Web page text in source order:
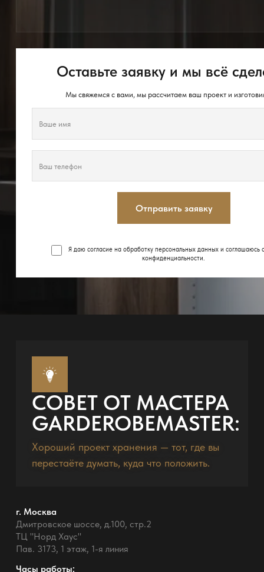
Оставьте заявку и мы всё
Мы свяжемся с вами, мы рассчитаем ваш проект и
Отправить заявку
Я даю согласие на обработку персональных данных и соглашаюсь
конфиденциальности.
СОВЕТ ОТ МАСТЕРА
GARDEROBEMASTER:
Хороший проект хранения — тот, где вы
перестаёте думать, куда что положить.
г. Москва
Дмитровское шоссе, д.100, стр.2
ТЦ "Норд Хаус"
Пав. 3173, 1 этаж, 1-я линия
Часы работы: